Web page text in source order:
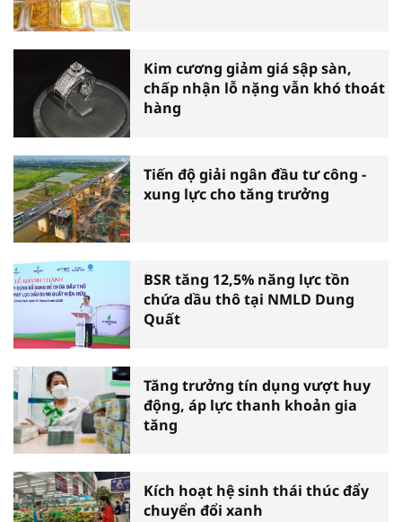
Kim cương giảm giá sập sàn,
chấp nhận lỗ nặng vẫn khó thoát
hàng
Tiến độ giải ngân đầu tư công -
xung lực cho tăng trưởng
BSR tăng 12,5% năng lực tồn
chứa dầu thô tại NMLD Dung
Quất
Tăng trưởng tín dụng vượt huy
động, áp lực thanh khoản gia
tăng
Kích hoạt hệ sinh thái thúc đẩy
chuyển đổi xanh